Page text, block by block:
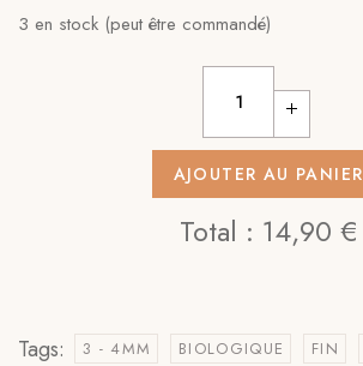
3 en stock (peut être commandé)
AJOUTER AU PANIER
Total : 14,90 €
Tags: 3 - 4MM BIOLOGIQUE FIN